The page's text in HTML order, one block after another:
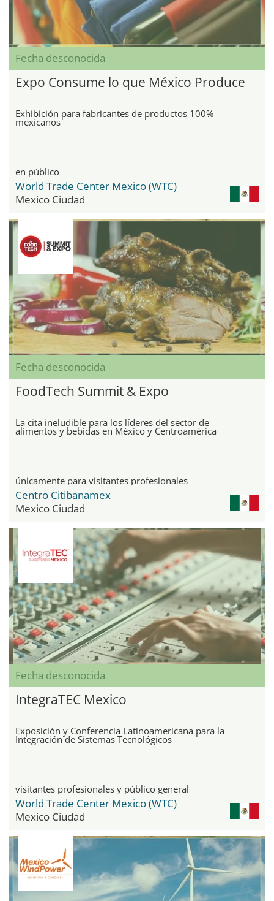
Fecha desconocida
Expo Consume lo que México Produce
Exhibición para fabricantes de productos 100%
mexicanos
en público
World Trade Center Mexico (WTC)
Mexico Ciudad
Fecha desconocida
FoodTech Summit & Expo
La cita ineludible para los líderes del sector de
alimentos y bebidas en México y Centroamérica
únicamente para visitantes profesionales
Centro Citibanamex
Mexico Ciudad
Fecha desconocida
IntegraTEC Mexico
Exposición y Conferencia Latinoamericana para la
Integración de Sistemas Tecnológicos
visitantes profesionales y público general
World Trade Center Mexico (WTC)
Mexico Ciudad